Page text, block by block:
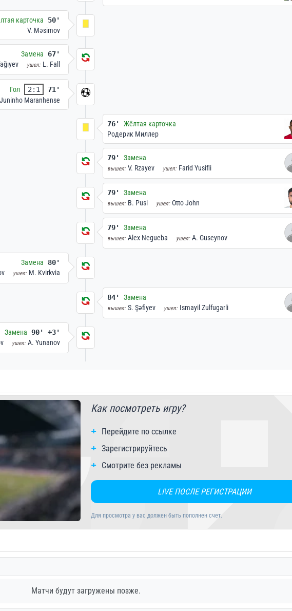
карточка
50'
V. Məsimov
Замена 67'
ушел: L. Fall
Гол 2:1
71'
Juninho Maranhense
76'
Жёлтая карточка
Родерик Миллер
79' Замена
вышел: V. Rzayev ушел: Farid Yusifli
79' Замена
вышел: B. Pusi ушел: Otto John
79' Замена
вышел: Alex Negueba ушел: A. Guseynov
Замена 80'
ушел: M. Kvirkvia
84' Замена
вышел: S. Şəfiyev ушел: Ismayil Zulfugarli
Замена 90' +3'
ушел: A. Yunanov
Как посмотреть игру?
Перейдите по ссылке
Зарегистрируйтесь
Смотрите без рекламы
LIVE ПОСЛЕ РЕГИСТРАЦИИ
Для просмотра у вас должен быть пополнен счет.
Матчи будут загружены позже.